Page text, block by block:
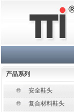
产品系列
安全鞋头
复合材料鞋头